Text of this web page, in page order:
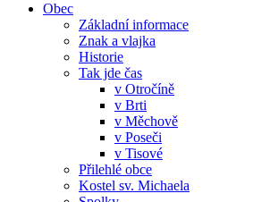
Obec
Základní informace
Znak a vlajka
Historie
Tak jde čas
v Otročíně
v Brti
v Měchově
v Poseči
v Tisové
Přilehlé obce
Kostel sv. Michaela